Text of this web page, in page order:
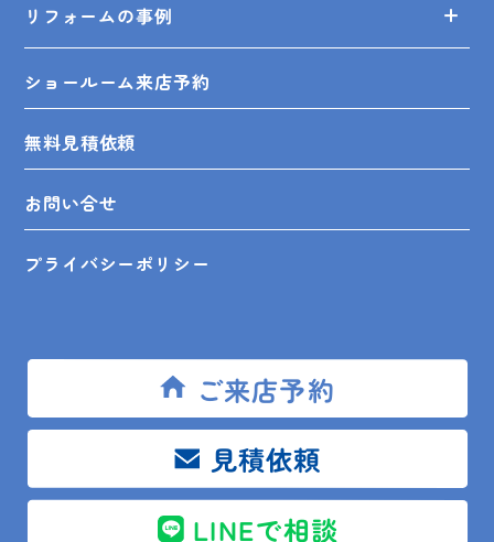
ご来店予約
見積依頼
LINEで相談
リフォームの事例
ショールーム来店予約
無料見積依頼
お問い合せ
プライバシーポリシー
SHOP INFO
木更津店 〒292-0055 木更津市朝日3-10-9
〒294-0054 館山市湊510-1